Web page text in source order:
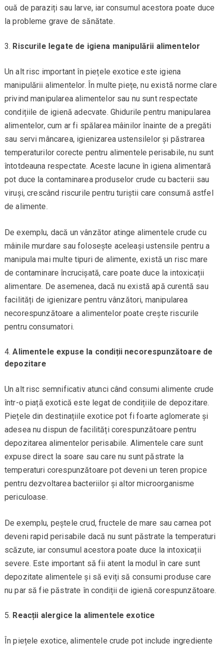
ouă de paraziți sau larve, iar consumul acestora poate duce
la probleme grave de sănătate.
Riscurile legate de igiena manipulării alimentelor
Un alt risc important în piețele exotice este igiena
manipulării alimentelor. În multe piețe, nu există norme clare
privind manipularea alimentelor sau nu sunt respectate
condițiile de igienă adecvate. Ghidurile pentru manipularea
alimentelor, cum ar fi spălarea mâinilor înainte de a pregăti
sau servi mâncarea, igienizarea ustensilelor și păstrarea
temperaturilor corecte pentru alimentele perisabile, nu sunt
întotdeauna respectate. Aceste lacune în igiena alimentară
pot duce la contaminarea produselor crude cu bacterii sau
viruși, crescând riscurile pentru turiștii care consumă astfel
de alimente.
De exemplu, dacă un vânzător atinge alimentele crude cu
mâinile murdare sau folosește aceleași ustensile pentru a
manipula mai multe tipuri de alimente, există un risc mare
de contaminare încrucișată, care poate duce la intoxicații
alimentare. De asemenea, dacă nu există apă curentă sau
facilități de igienizare pentru vânzători, manipularea
necorespunzătoare a alimentelor poate crește riscurile
pentru consumatori.
Alimentele expuse la condiții necorespunzătoare de
depozitare
Un alt risc semnificativ atunci când consumi alimente crude
într-o piață exotică este legat de condițiile de depozitare.
Piețele din destinațiile exotice pot fi foarte aglomerate și
adesea nu dispun de facilități corespunzătoare pentru
depozitarea alimentelor perisabile. Alimentele care sunt
expuse direct la soare sau care nu sunt păstrate la
temperaturi corespunzătoare pot deveni un teren propice
pentru dezvoltarea bacteriilor și altor microorganisme
periculoase.
De exemplu, peștele crud, fructele de mare sau carnea pot
deveni rapid perisabile dacă nu sunt păstrate la temperaturi
scăzute, iar consumul acestora poate duce la intoxicații
severe. Este important să fii atent la modul în care sunt
depozitate alimentele și să eviți să consumi produse care
nu par să fie păstrate în condiții de igienă corespunzătoare.
Reacții alergice la alimentele exotice
În piețele exotice, alimentele crude pot include ingrediente